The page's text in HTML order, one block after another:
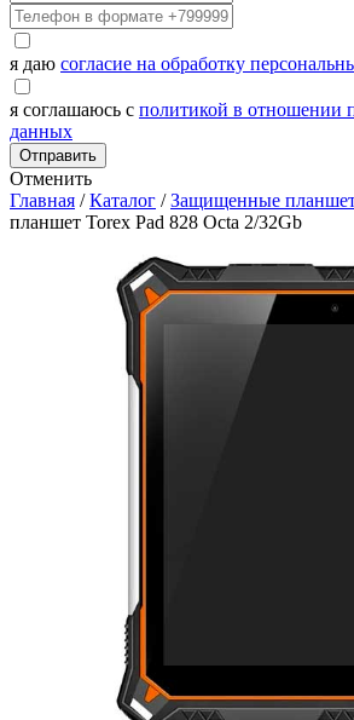
я даю согласие на обработку
я соглашаюсь с политикой в отношении
данных
Отправить
Отменить
Главная /Каталог /Защищенные
планшет Torex Pad 828 Octa 2/32Gb